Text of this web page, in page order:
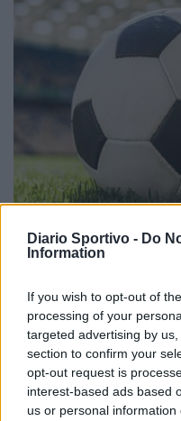
Diario Sportivo - Do
Information
If you wish to opt-out of
processing of your
targeted advertising by
section to confirm your
opt-out request is
interest-based ads based
us or personal
scumiti apitzus de is
esperièntzia funt
cuncodrai sa rosa?
6 Ago 2026
E duncas, a cantu parrit, de
brullai, est bastanti craru,
po ddu narai diaici puru, a